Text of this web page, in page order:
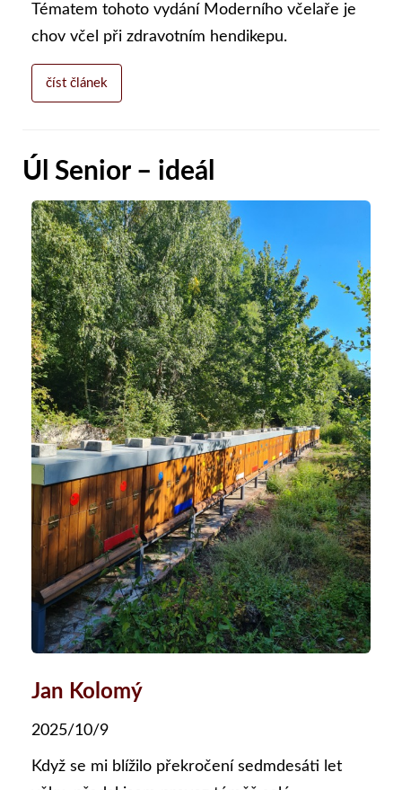
Tématem tohoto vydání Moderního včelaře je
chov včel při zdravotním hendikepu.
číst článek
Úl Senior – ideál
Jan Kolomý
2025/10/9
Když se mi blížilo překročení sedmdesáti let